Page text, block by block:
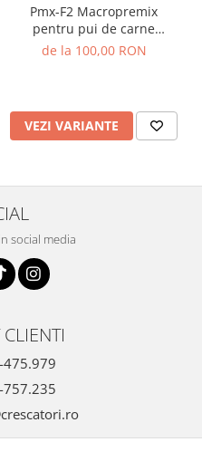
Pmx-F2 Macropremix
pentru pui de carne
(broiler), găini, fazani, emu
de la 100,00 RON
VEZI VARIANTE
social media